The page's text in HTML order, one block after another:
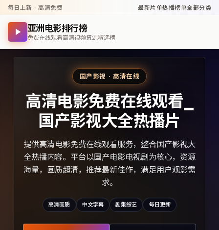
每日上新 · 高清免费 最新片单热播榜单全部分类
亚洲电影排行榜
免费在线观看高清视频资源精选榜
国产影视 · 高清在线
高清电影免费在线观看_
国产影视大全热播片
提供高清电影免费在线观看服务，整合国产影视大
全热播内容。平台以国产电影电视剧为核心，资源
海量，画质超清，推荐最新佳作，满足用户观影需
求。
高清画质 中文字幕 剧集综艺 每日更新